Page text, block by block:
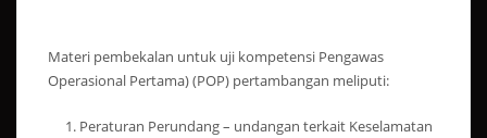
Materi pembekalan untuk uji kompetensi Pengawas
Operasional Pertama) (POP) pertambangan meliputi:
Peraturan Perundang – undangan terkait Keselamatan